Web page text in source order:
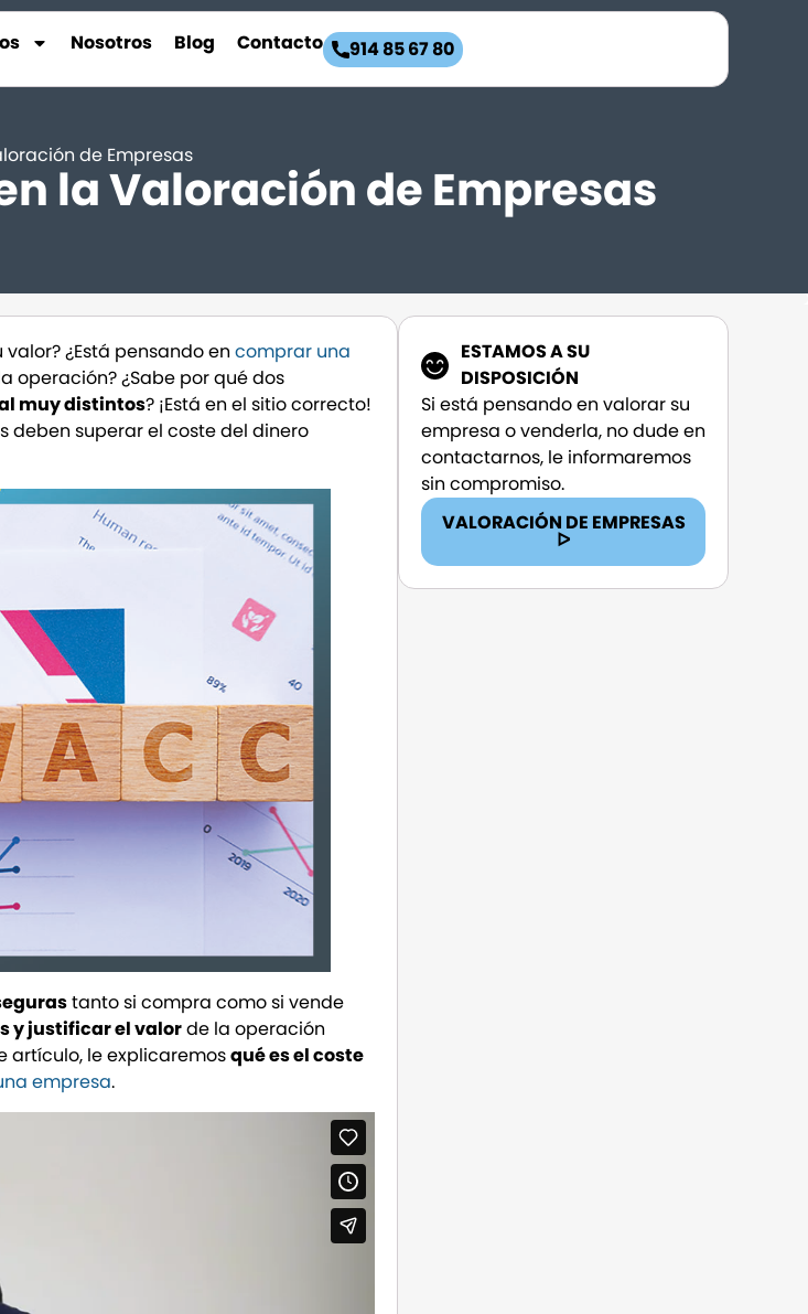
Nosotros Blog Contacto 914 85 67 80
de Empresas
la Valoración de Empresas
¿Está pensando encomprar una
operación? ¿Sabe por qué dos
muy distintos? ¡Está en el sitio correcto!
deben superar el coste del dinero
tanto si compra como si vende
y justificar el valorde la operación
artículo, le explicaremosqué es el coste
empresa.
ESTAMOS A SU
DISPOSICIÓN
Si está pensando en valorar su
empresa o venderla, no dude en
contactarnos, le informaremos
sin compromiso.
VALORACIÓN DE EMPRESAS
ᐅ